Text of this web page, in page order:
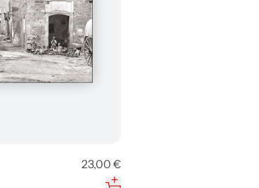
23,00 €